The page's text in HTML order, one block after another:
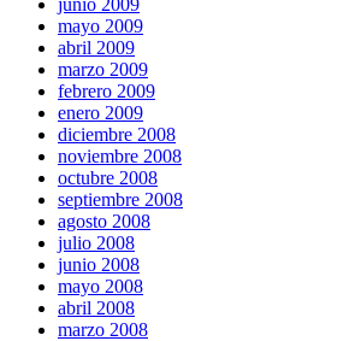
junio 2009
mayo 2009
abril 2009
marzo 2009
febrero 2009
enero 2009
diciembre 2008
noviembre 2008
octubre 2008
septiembre 2008
agosto 2008
julio 2008
junio 2008
mayo 2008
abril 2008
marzo 2008